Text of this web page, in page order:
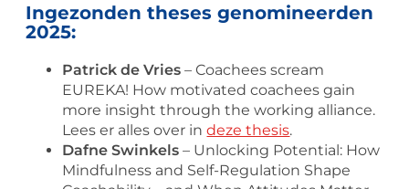
Ingezonden theses genomineerden
2025:
Patrick de Vries – Coachees scream
EUREKA! How motivated coachees gain
more insight through the working alliance.
Lees er alles over indeze thesis.
Dafne Swinkels – Unlocking Potential: How
Mindfulness and Self-Regulation Shape